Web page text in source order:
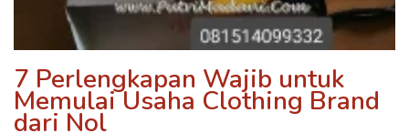
7 Perlengkapan Wajib untuk
Memulai Usaha Clothing Brand
dari Nol